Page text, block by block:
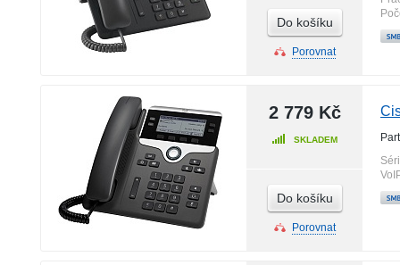
Do košíku
Porovnat
2 779 Kč
SKLADEM
Do košíku
Porovnat